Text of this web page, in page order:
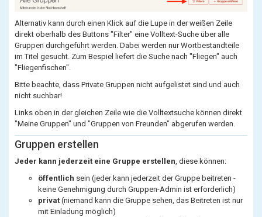
Alternativ kann durch einen Klick auf die Lupe in der weißen Zeile
direkt oberhalb des Buttons "Filter" eine Volltext-Suche über alle
Gruppen durchgeführt werden. Dabei werden nur Wortbestandteile
im Titel gesucht. Zum Bespiel liefert die Suche nach "Fliegen" auch
"Fliegenfischen".
Bitte beachte, dass Private Gruppen nicht aufgelistet sind und auch
nicht suchbar!
Links oben in der gleichen Zeile wie die Volltextsuche können direkt
"Meine Gruppen" und "Gruppen von Freunden" abgerufen werden.
Gruppen erstellen
Jeder kann jederzeit eine Gruppe erstellen , diese können:
öffentlich sein (jeder kann jederzeit der Gruppe beitreten -
keine Genehmigung durch Gruppen-Admin ist erforderlich)
privat (niemand kann die Gruppe sehen, das Beitreten ist nur
mit Einladung möglich)